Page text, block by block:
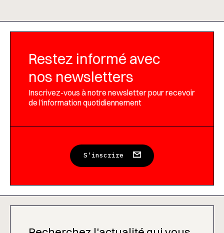
Restez informé avec
nos newsletters
Inscrivez-vous à notre newsletter pour recevoir
de l’information quotidiennement
S'inscrire